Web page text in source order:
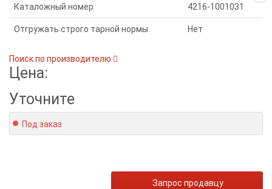
Каталожный номер 4216-1001031
Отгружать строго тарной нормы Нет
Поиск по производителю
Цена:
Уточните
Под заказ
Запрос продавцу